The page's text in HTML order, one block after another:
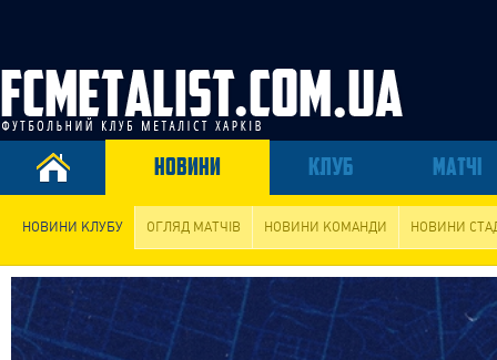
НОВИНИ КЛУБ МАТЧІ
НОВИНИ КЛУБУ ОГЛЯД МАТЧІВ НОВИНИ КОМАНДИ НОВИНИ